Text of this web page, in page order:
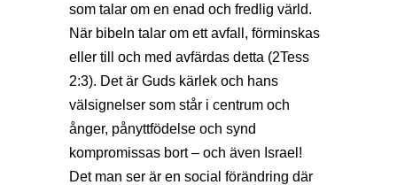
som talar om en enad och fredlig värld.
När bibeln talar om ett avfall, förminskas
eller till och med avfärdas detta (2Tess
2:3). Det är Guds kärlek och hans
välsignelser som står i centrum och
ånger, pånyttfödelse och synd
kompromissas bort – och även Israel!
Det man ser är en social förändring där